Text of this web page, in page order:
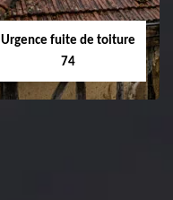
Urgence fuite de toiture
74